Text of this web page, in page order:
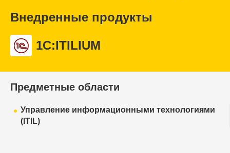
Внедренные продукты
1С:ITILIUM
Предметные области
Управление информационными технологиями
(ITIL)